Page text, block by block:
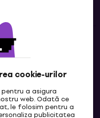
cookie-urilor
a asigura
web. Odată ce
le folosim pentru a
publicitatea
ne